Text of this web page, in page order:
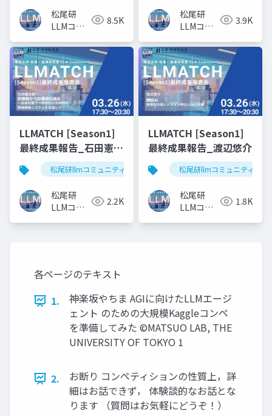
松尾研
LLMコミ
8.5K
松尾研
LLMコミ
3.9K
LLMATCH [Season1]
最終成果報告_石田憲太
郎
松尾研llmコミュニティ llmatch 医療
松尾研
LLMコミ
2.2K
LLMATCH [Season1]
最終成果報告_渡辺悠介
松尾研llmコミュニティ
松尾研
LLMコミ
1.8K
各ページのテキスト
1.
神楽坂やちま AGIに向けたLLMエージ
ェント のための大規模Kaggleコンペ
を準備してみた ©︎MATSUO LAB, THE
UNIVERSITY OF TOKYO 1
2.
お断り コンペティションの性質上，詳
細はお話できず， 体験談的なお話とな
ります （質問はお気軽にどうぞ！）